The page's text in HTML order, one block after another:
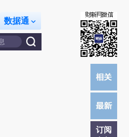
数据通
订阅